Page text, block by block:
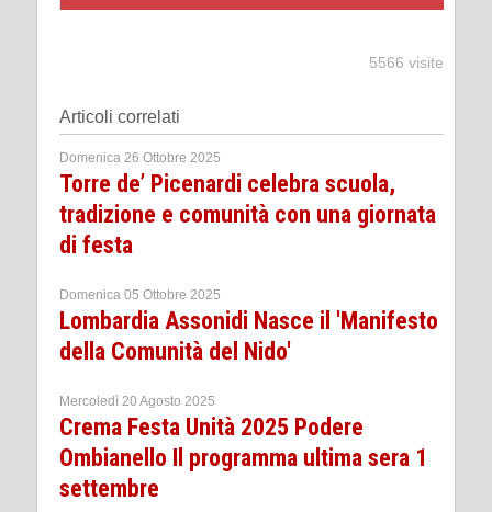
5566 visite
Articoli correlati
Domenica 26 Ottobre 2025
Torre de’ Picenardi celebra scuola,
tradizione e comunità con una giornata
di festa
Domenica 05 Ottobre 2025
Lombardia Assonidi Nasce il 'Manifesto
della Comunità del Nido'
Mercoledì 20 Agosto 2025
Crema Festa Unità 2025 Podere
Ombianello Il programma ultima sera 1
settembre